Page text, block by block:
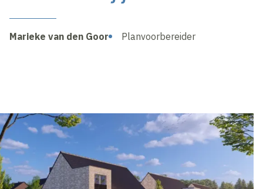
Marieke van den Goor Planvoorbereider